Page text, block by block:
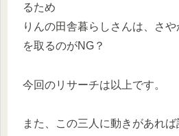
るため
りんの田舎暮らしさんは、さ
を取るのがNG？
今回のリサーチは以上です。
また、この三人に動きがあれ